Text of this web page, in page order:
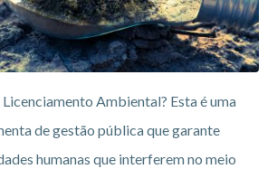
Licenciamento Ambiental? Esta é uma
de gestão pública que garante
humanas que interferem no meio